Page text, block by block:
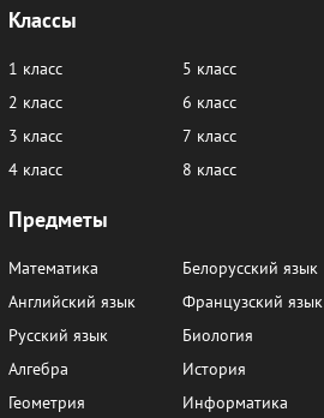
Классы
1 класс
2 класс
3 класс
4 класс
5 класс
6 класс
7 класс
8 класс
Предметы
Математика
Английский язык
Русский язык
Алгебра
Геометрия
Белорусский язык
Французский язык
Биология
История
Информатика